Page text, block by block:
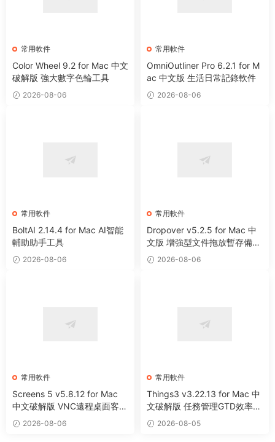
常用軟件
Color Wheel 9.2 for Mac 中文
破解版 強大數字色輪工具
2026-08-06
常用軟件
OmniOutliner Pro 6.2.1 for M
ac 中文版 生活日常記錄軟件
2026-08-06
常用軟件
BoltAI 2.14.4 for Mac AI智能
輔助助手工具
2026-08-06
常用軟件
Dropover v5.2.5 for Mac 中
文版 增強型文件拖放暫存備用
整理工具
2026-08-06
常用軟件
Screens 5 v5.8.12 for Mac
中文破解版 VNC遠程桌面客戶
端應用程序
2026-08-06
常用軟件
Things3 v3.22.13 for Mac 中
文破解版 任務管理GTD效率工
具 2026-08-05